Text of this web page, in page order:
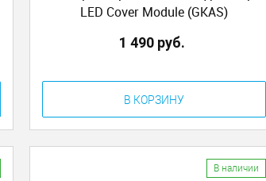
LED Cover Module (GKAS)
1 490 руб.
В КОРЗИНУ
В наличии